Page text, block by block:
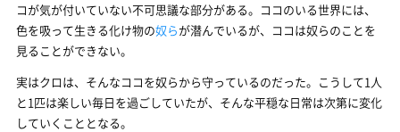
コが気が付いていない不可思議な部分がある。ココのいる世界には、
色を吸って生きる化け物の奴らが潜んでいるが、ココは奴らのことを
見ることができない。
実はクロは、そんなココを奴らから守っているのだった。こうして1人
と1匹は楽しい毎日を過ごしていたが、そんな平穏な日常は次第に変化
していくこととなる。